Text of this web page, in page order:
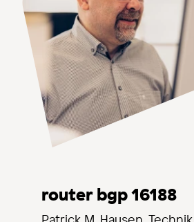
router bgp 16188